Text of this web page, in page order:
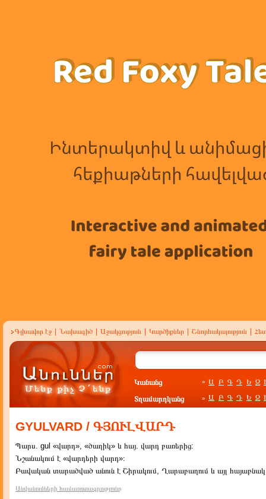
Գլխավոր էջ Նախագիծ Աջակցություն Կարծիքներ Շնորհակալություն
Կանանց » Ա Բ Գ Դ Ե Զ
Տղամարդկանց » Ա Բ Գ Դ Ե Զ
GYULVARD / ԳՅՈՒԼՎԱՐԴ
Պարս. gul «վարդ», «ծաղիկ» և հայ. վարդ բառերից:
Նշանակում է «վարդերի վարդ»։
Բավական տարածված անուն է Շիրակում, Ղարաբաղում և այլ հայաբնակ
Անվանումների համառոտագրությունը